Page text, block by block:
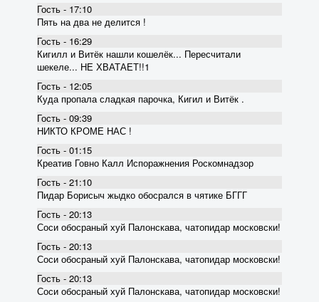
Гость - 17:10
Пять на два не делится !
Гость - 16:29
Кигилл и Витёк нашли кошелёк... Пересчитали
шекеле... НЕ ХВАТАЕТ!!1
Гость - 12:05
Куда пропала сладкая парочка, Кигил и Витёк .
Гость - 09:39
НИКТО КРОМЕ НАС !
Гость - 01:15
Креатив Говно Калл Испоражнения Роскомнадзор
Гость - 21:10
Пидар Борисыч жыдко обосрался в чятике БГГГ
Гость - 20:13
Соси обосраный хуй Палонскава, чатопидар московски!
Гость - 20:13
Соси обосраный хуй Палонскава, чатопидар московски!
Гость - 20:13
Соси обосраный хуй Палонскава, чатопидар московски!